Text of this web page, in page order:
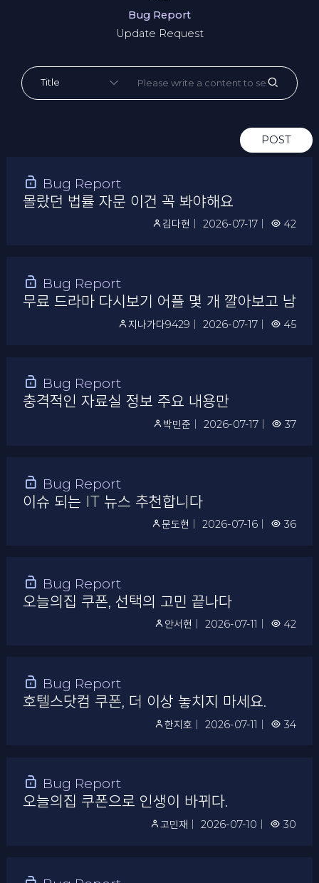
Bug Report
Update Request
POST
Bug Report
몰랐던 법률 자문 이건 꼭 봐야해요
김다현 ｜2026-07-17 42
Bug Report
무료 드라마 다시보기 어플 몇 개 깔아보고 남기
지나가다9429 ｜2026-07-17 45
Bug Report
충격적인 자료실 정보 주요 내용만
박민준 ｜2026-07-17 37
Bug Report
이슈 되는 IT 뉴스 추천합니다
문도현 ｜2026-07-16 36
Bug Report
오늘의집 쿠폰, 선택의 고민 끝나다
안서현 ｜2026-07-11 42
Bug Report
호텔스닷컴 쿠폰, 더 이상 놓치지 마세요.
한지호 ｜2026-07-11 34
Bug Report
오늘의집 쿠폰으로 인생이 바뀌다.
고민재 ｜2026-07-10 30